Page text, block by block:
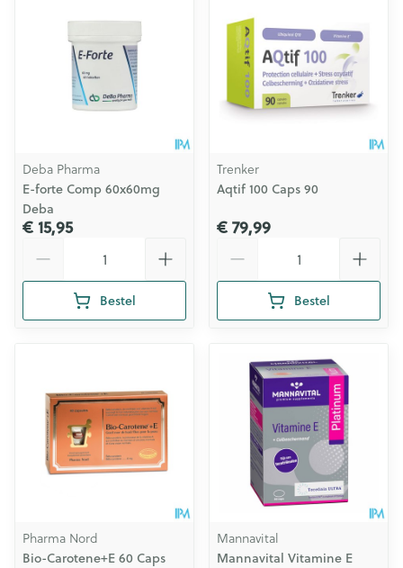
Deba Pharma
E-forte Comp 60x60mg
Deba
€ 15,95
Bestel
Trenker
Aqtif 100 Caps 90
€ 79,99
Bestel
Pharma Nord
Bio-Carotene+E 60 Caps
Mannavital
Mannavital Vitamine E